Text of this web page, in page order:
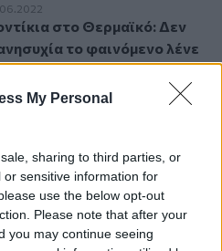
My Personal
sharing to third parties, or
sensitive information for
use the below opt-out
Please note that after your
you may continue seeing
στο Θερμαϊκό: Δεν
στο Θερμαϊκό: Δεν
το φαινόμενο λένε
σελίδα
Current page
1 Next page